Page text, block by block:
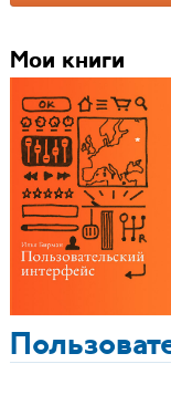
Мои книги